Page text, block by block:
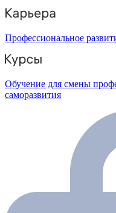
Профессиональное
Обучение для смены
саморазвития